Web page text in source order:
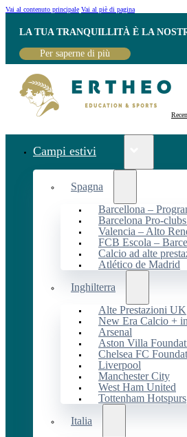
Vai al contenuto principale Vai al piè di pagina
LA TUA TRANQUILLITÀ È LA
Per saperne di più
Campi estivi
Spagna
Barcellona –
Barcelona Pro-
Valencia – Alto
FCB Escola –
Calcio ad alte
Atlético de Madrid
Inghilterra
Alte Prestazioni UK
New Era Calcio +
Arsenal
Aston Villa
Chelsea FC
Liverpool
Manchester City
West Ham United
Tottenham Hotspurs
Italia